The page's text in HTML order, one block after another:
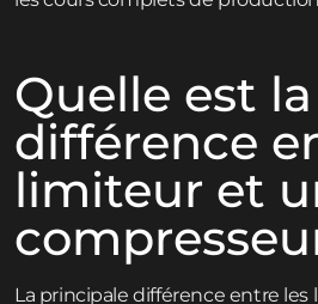
Quelle est la
différence
limiteur et
La principale différence entre les